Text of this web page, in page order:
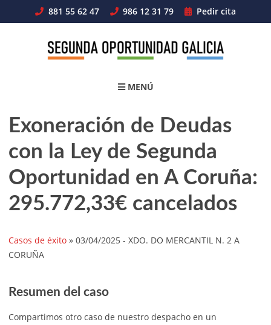
to
881 55 62 47 986 12 31 79 Pedir cita
MENÚ
Exoneración de Deudas
con la Ley de Segunda
Oportunidad en A Coruña:
295.772,33€ cancelados
Casos de éxito » 03/04/2025 - XDO. DO MERCANTIL N. 2 A
CORUÑA
Resumen del caso
Compartimos otro caso de nuestro despacho en un